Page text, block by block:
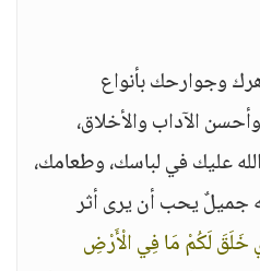
وجوارحك بأنواع
وأحسن الآداب والأخلاق،
عليك في لباسك، وطعامك،
جميلٌ يحب أن يرى أثر
خَلَقَ لَكُمْ مَا فِي الْأَرْضِ